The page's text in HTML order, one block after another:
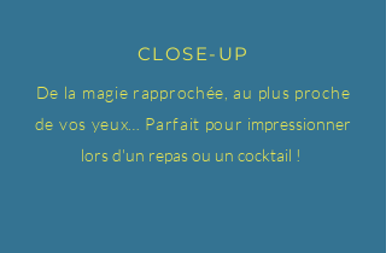
CLOSE-UP
De la magie rapprochée, au plus proche
de vos yeux
Parfait pour impressionner
lors d'un repas ou un cocktail !